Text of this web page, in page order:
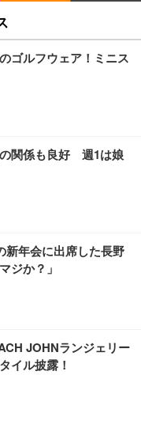
ゴルフウェア！ミニス
関係も良好 週1は娘
新年会に出席した長野
ジか？」
JOHNランジェリー
イル披露！